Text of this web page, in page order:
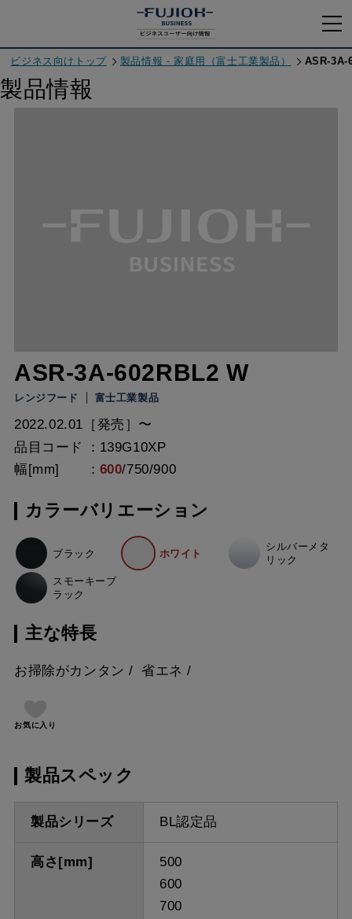
ビジネス向けトップ 製品情報 - 家庭用（富士工業製品） ASR-3A-
製品情報
ASR-3A-602RBL2 W
レンジフード 富士工業製品
2022.02.01［発売］〜
品目コード
139G10XP
幅[mm]
600/750/900
カラーバリエーション
ブラック ホワイト
シルバーメタ
リック
スモーキーブ
ラック
主な特長
お掃除がカンタン 省エネ
お気に入り
製品スペック
製品シリーズ BL認定品
高さ[mm]
500
600
700